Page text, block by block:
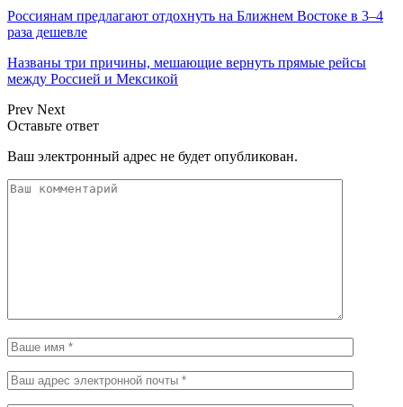
Россиянам предлагают отдохнуть на Ближнем Востоке в 3–4
раза дешевле
Названы три причины, мешающие вернуть прямые рейсы
между Россией и Мексикой
Prev Next
Оставьте ответ
Ваш электронный адрес не будет опубликован.